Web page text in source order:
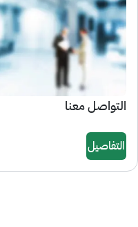
التواصل معنا
التفاصيل